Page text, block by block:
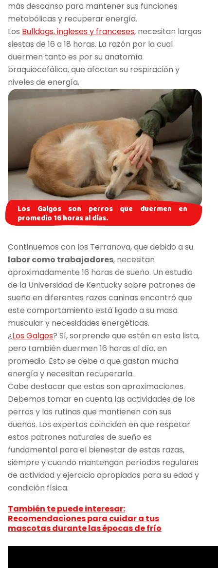
más descanso para mantener sus funciones
metabólicas y recuperar energía.
Los Bulldogs, ingleses y franceses, necesitan largas
siestas de 16 a 18 horas. La razón por la cual
duermen tanto es por su anatomía
braquiocefálica, que afectan su respiración y
niveles de energía.
Los Galgos son perros que duermen en
promedio 16 horas al días.
Continuemos con los Terranova, que debido a su
labor como trabajadores, necesitan
aproximadamente 16 horas de sueño. Un estudio
de la Universidad de Kentucky sobre patrones de
sueño en diferentes razas caninas encontró que
este comportamiento está ligado a su masa
muscular y necesidades energéticas.
¿Los Galgos? Sí, sorprende que estén en esta lista,
pero también duermen 16 horas al día, en
promedio. Esto se debe a que gastan mucha
energía y necesitan recuperarla.
Cabe destacar que estas son aproximaciones.
Debemos tomar en cuenta las actividades de los
perros y las rutinas que mantienen con sus
dueños. Los expertos coinciden en que respetar
estos patrones naturales de sueño es
fundamental para el bienestar de estas razas,
siempre y cuando mantengan períodos regulares
de actividad y ejercicio apropiados para su edad y
condición física.
También te puede interesar:
Recomendaciones para cuidar a tus
mascotas durante las épocas de frío